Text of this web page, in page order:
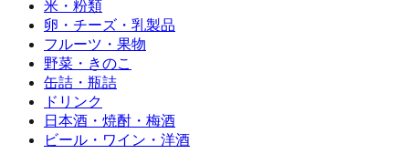
米・粉類
卵・チーズ・乳製品
フルーツ・果物
野菜・きのこ
缶詰・瓶詰
ドリンク
日本酒・焼酎・梅酒
ビール・ワイン・洋酒